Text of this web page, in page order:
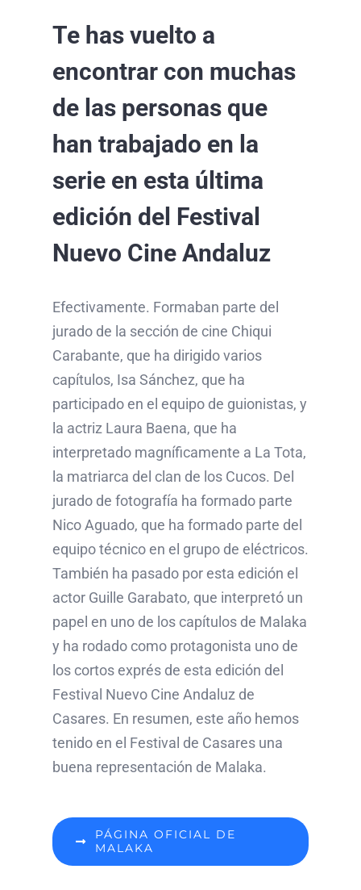
Te has vuelto a
encontrar con muchas
de las personas que
han trabajado en la
serie en esta última
edición del Festival
Nuevo Cine Andaluz
Efectivamente. Formaban parte del
jurado de la sección de cine Chiqui
Carabante, que ha dirigido varios
capítulos, Isa Sánchez, que ha
participado en el equipo de guionistas, y
la actriz Laura Baena, que ha
interpretado magníficamente a La Tota,
la matriarca del clan de los Cucos. Del
jurado de fotografía ha formado parte
Nico Aguado, que ha formado parte del
equipo técnico en el grupo de eléctricos.
También ha pasado por esta edición el
actor Guille Garabato, que interpretó un
papel en uno de los capítulos de Malaka
y ha rodado como protagonista uno de
los cortos exprés de esta edición del
Festival Nuevo Cine Andaluz de
Casares. En resumen, este año hemos
tenido en el Festival de Casares una
buena representación de Malaka.
PÁGINA OFICIAL DE
MALAKA